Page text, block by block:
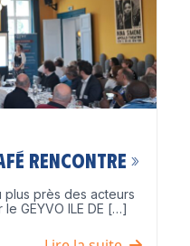
Rencontre »
plus près des acteurs
GEYVO ILE DE […]